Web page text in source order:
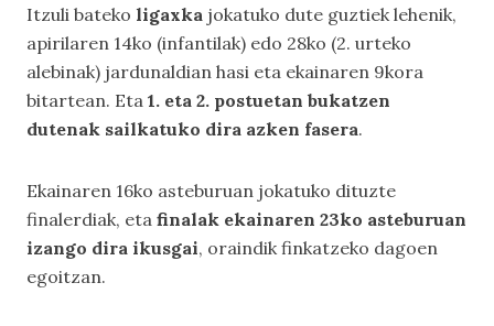
Itzuli bateko ligaxka jokatuko dute guztiek lehenik,
apirilaren 14ko (infantilak) edo 28ko (2. urteko
alebinak) jardunaldian hasi eta ekainaren 9kora
bitartean. Eta 1. eta 2. postuetan bukatzen
dutenak sailkatuko dira azken fasera.
Ekainaren 16ko asteburuan jokatuko dituzte
finalerdiak, eta finalak ekainaren 23ko asteburuan
izango dira ikusgai, oraindik finkatzeko dagoen
egoitzan.